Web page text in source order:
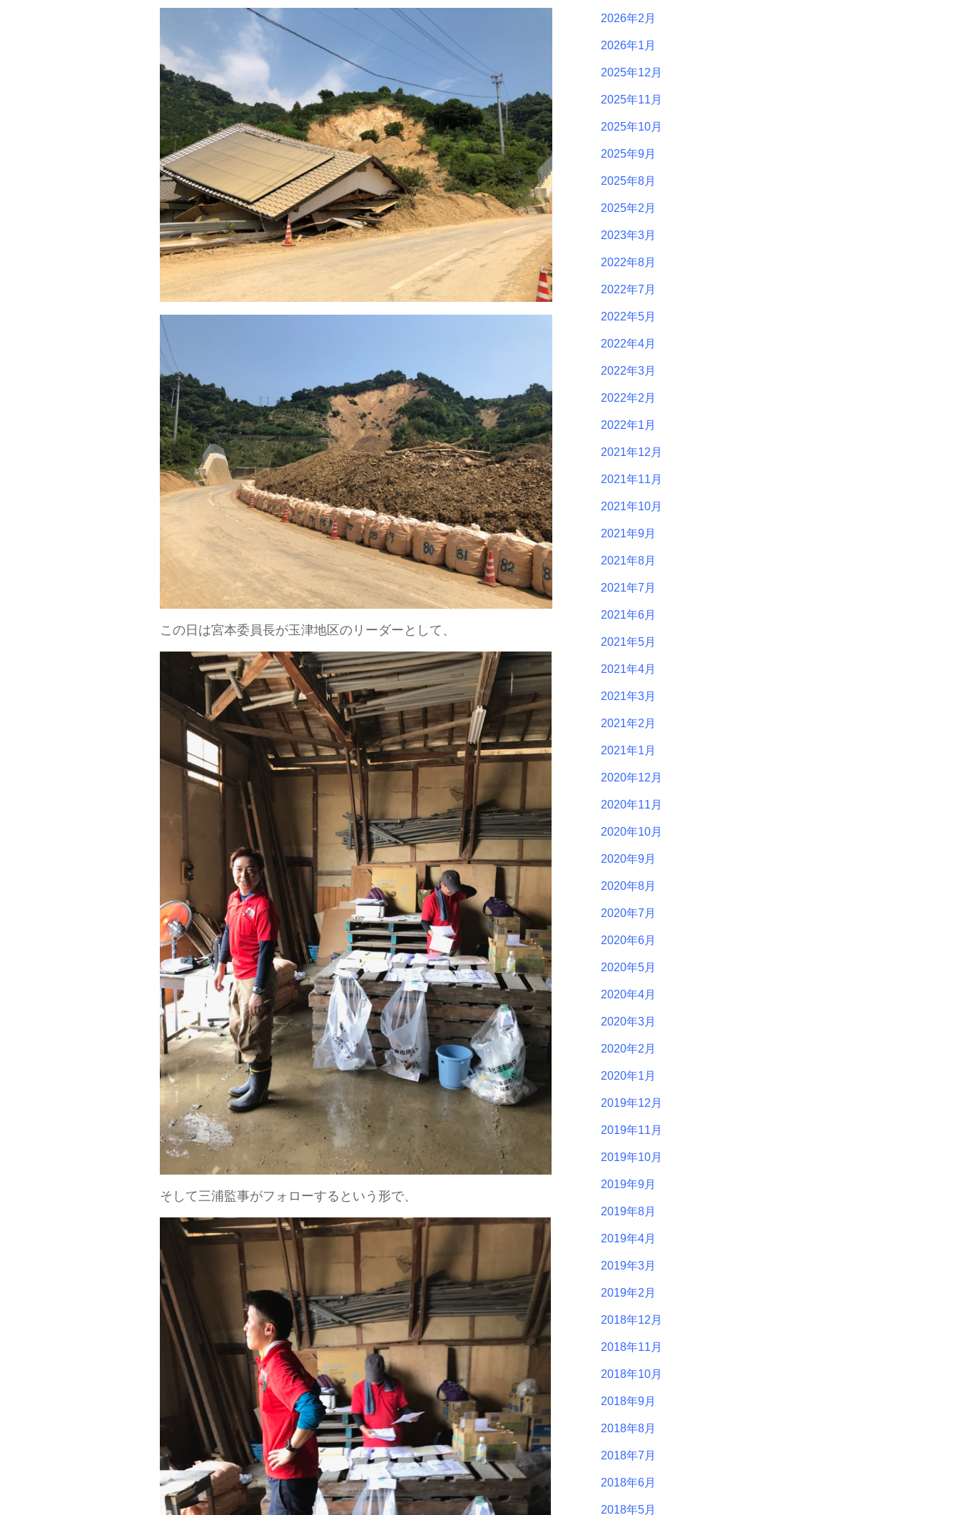
この日は宮本委員長が玉津地区のリーダーとして、
そして三浦監事がフォローするという形で、
2026年2月
2026年1月
2025年12月
2025年11月
2025年10月
2025年9月
2025年8月
2025年2月
2023年3月
2022年8月
2022年7月
2022年5月
2022年4月
2022年3月
2022年2月
2022年1月
2021年12月
2021年11月
2021年10月
2021年9月
2021年8月
2021年7月
2021年6月
2021年5月
2021年4月
2021年3月
2021年2月
2021年1月
2020年12月
2020年11月
2020年10月
2020年9月
2020年8月
2020年7月
2020年6月
2020年5月
2020年4月
2020年3月
2020年2月
2020年1月
2019年12月
2019年11月
2019年10月
2019年9月
2019年8月
2019年4月
2019年3月
2019年2月
2018年12月
2018年11月
2018年10月
2018年9月
2018年8月
2018年7月
2018年6月
2018年5月